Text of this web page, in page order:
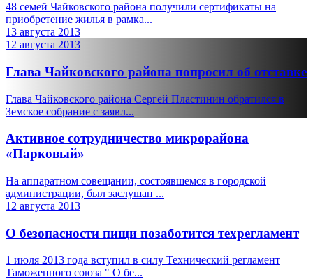
48 семей Чайковского района получили сертификаты на
приобретение жилья в рамка...
13 августа 2013
12 августа 2013
Глава Чайковского района попросил об отставке
Глава Чайковского района Сергей Пластинин обратился в
Земское собрание с заявл...
Активное сотрудничество микрорайона
«Парковый»
На аппаратном совещании, состоявшемся в городской
администрации, был заслушан ...
12 августа 2013
О безопасности пищи позаботится техрегламент
1 июля 2013 года вступил в силу Технический регламент
Таможенного союза " О бе...